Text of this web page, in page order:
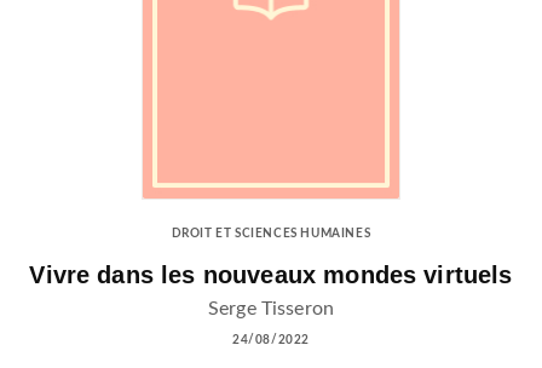
DROIT ET SCIENCES HUMAINES
Vivre dans les nouveaux mondes virtuels
Serge Tisseron
24/08/2022